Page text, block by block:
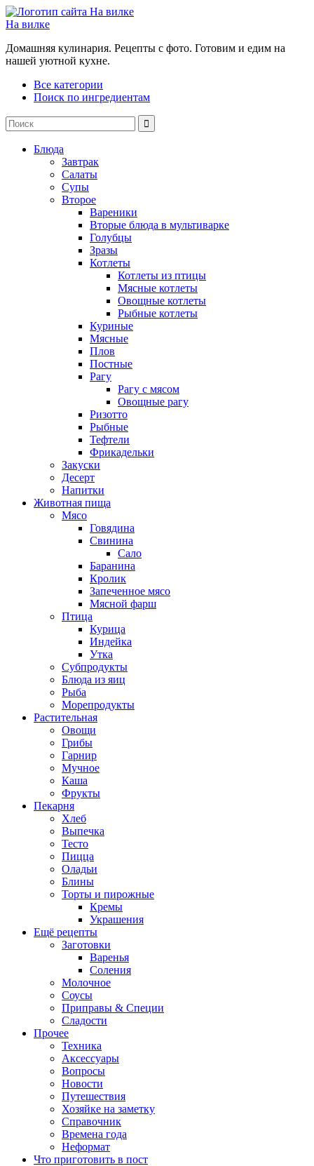
На вилке
Домашняя кулинария. Рецепты с фото. Готовим и едим на
нашей уютной кухне.
Все категории
Поиск по ингредиентам
Блюда
Завтрак
Салаты
Супы
Второе
Вареники
Вторые блюда в мультиварке
Голубцы
Зразы
Котлеты
Котлеты из птицы
Мясные котлеты
Овощные котлеты
Рыбные котлеты
Куриные
Мясные
Плов
Постные
Рагу
Рагу с мясом
Овощные рагу
Ризотто
Рыбные
Тефтели
Фрикадельки
Закуски
Десерт
Напитки
Животная пища
Мясо
Говядина
Свинина
Сало
Баранина
Кролик
Запеченное мясо
Мясной фарш
Птица
Курица
Индейка
Утка
Субпродукты
Блюда из яиц
Рыба
Морепродукты
Растительная
Овощи
Грибы
Гарнир
Мучное
Каша
Фрукты
Пекарня
Хлеб
Выпечка
Тесто
Пицца
Оладьи
Блины
Торты и пирожные
Кремы
Украшения
Ещё рецепты
Заготовки
Варенья
Соления
Молочное
Соусы
Приправы & Специи
Сладости
Прочее
Техника
Аксессуары
Вопросы
Новости
Путешествия
Хозяйке на заметку
Справочник
Времена года
Неформат
Что приготовить в пост